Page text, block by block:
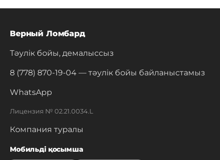
Верный Ломбард
Тәулік бойы, демалыссыз
8 (778) 870-19-04 — тәулік бойы байланыстамыз
WhatsApp
Лицензия № 02.21.0034.L
Компания туралы
Мобильді қосымша